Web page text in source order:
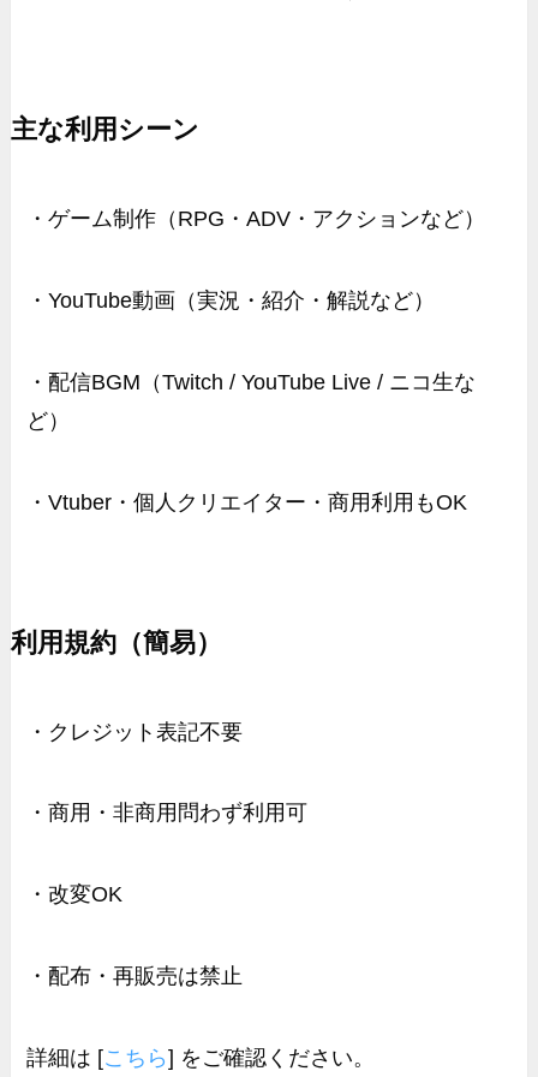
主な利用シーン
・ゲーム制作（RPG・ADV・アクションなど）
・YouTube動画（実況・紹介・解説など）
・配信BGM（Twitch / YouTube Live / ニコ生な
ど）
・Vtuber・個人クリエイター・商用利用もOK
利用規約（簡易）
・クレジット表記不要
・商用・非商用問わず利用可
・改変OK
・配布・再販売は禁止
詳細は [こちら] をご確認ください。